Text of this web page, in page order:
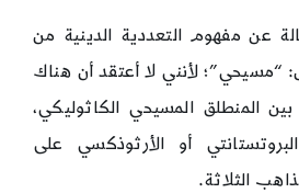
عن مفهوم التعددية الدينية من
لأنني لا أعتقد أن هناك
المنطلق المسيحي الكاثوليكي،
أو الأرثوذكسي على
الثلاثة.